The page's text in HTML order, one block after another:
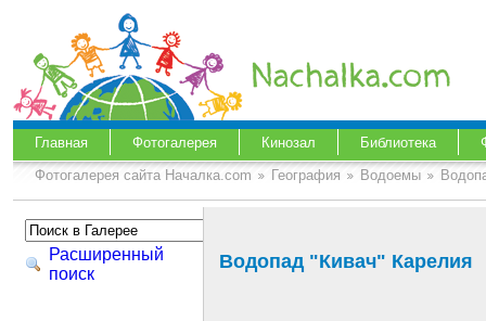
Главная Фотогалерея Кинозал Библиотека
Фотогалерея сайта Началка.com География Водоемы
Расширенный
поиск
Водопад "Кивач" Карелия